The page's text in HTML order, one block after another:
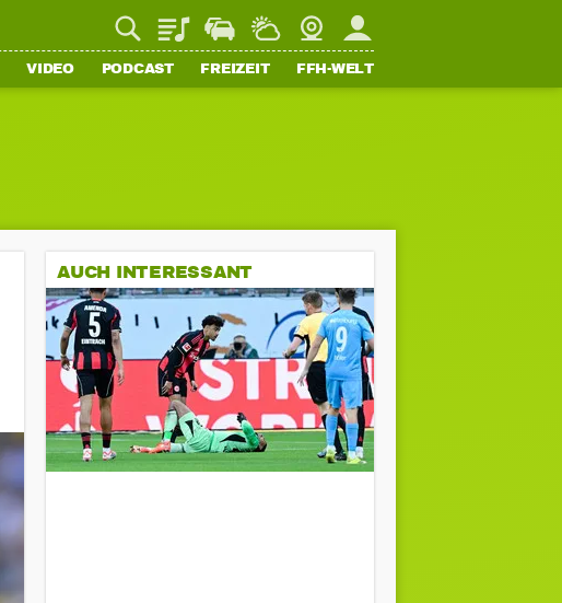
PlaylistStaupilotWetterWebcamMein FFH
VIDEO PODCAST FREIZEIT FFH-WELT
AUCH INTERESSANT